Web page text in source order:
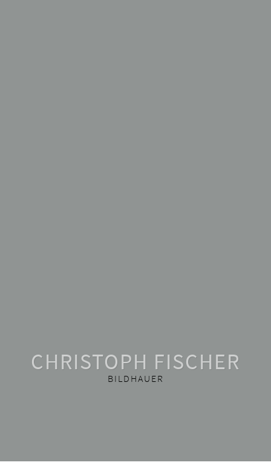
CHRISTOPH FISCHER
BILDHAUER